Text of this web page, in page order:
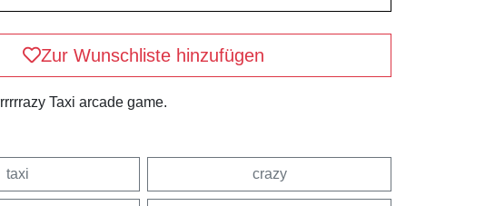
Zur Wunschliste hinzufügen
Taxi arcade game.
taxi crazy